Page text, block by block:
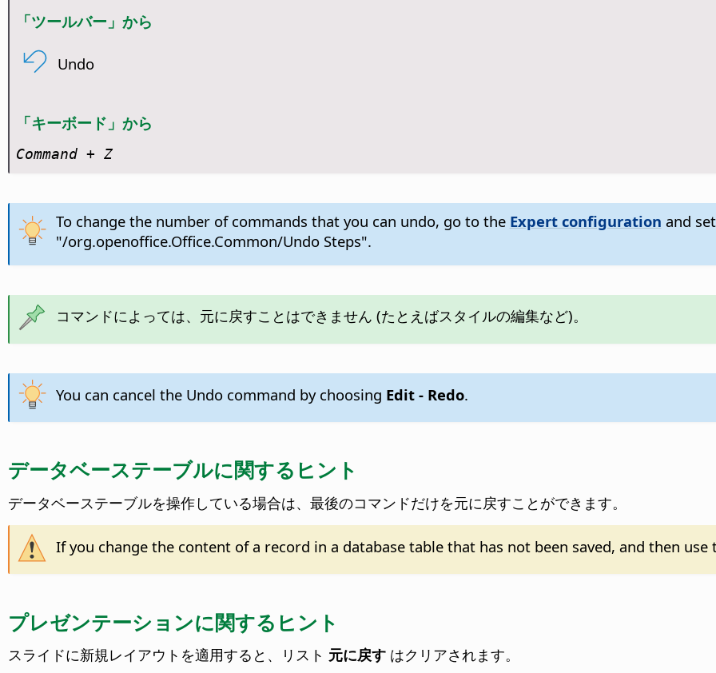
「ツールバー」から
Undo
「キーボード」から
Command+ Z
To change the number of commands that you can undo, go to the Expert configuration and
"/org.openoffice.Office.Common/Undo Steps".
コマンドによっては、元に戻すことはできません (たとえばスタイルの編集など)。
You can cancel the Undo command by choosing Edit - Redo.
データベーステーブルに関するヒント
データベーステーブルを操作している場合は、最後のコマンドだけを元に戻すことができます。
If you change the content of a record in a database table that has not been saved, and then use
プレゼンテーションに関するヒント
スライドに新規レイアウトを適用すると、リスト 元に戻す はクリアされます。